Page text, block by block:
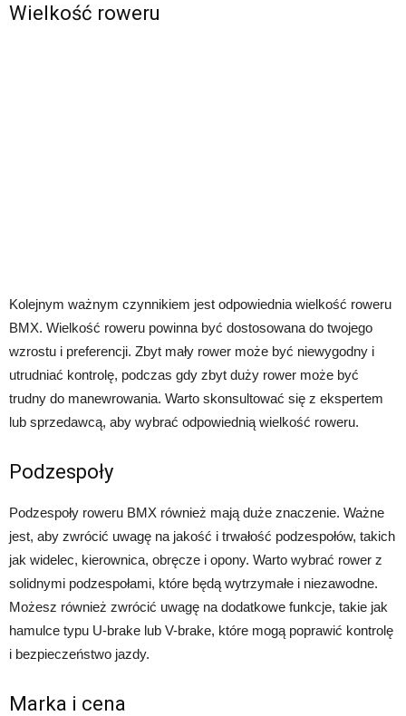
Wielkość roweru
Kolejnym ważnym czynnikiem jest odpowiednia wielkość roweru
BMX. Wielkość roweru powinna być dostosowana do twojego
wzrostu i preferencji. Zbyt mały rower może być niewygodny i
utrudniać kontrolę, podczas gdy zbyt duży rower może być
trudny do manewrowania. Warto skonsultować się z ekspertem
lub sprzedawcą, aby wybrać odpowiednią wielkość roweru.
Podzespoły
Podzespoły roweru BMX również mają duże znaczenie. Ważne
jest, aby zwrócić uwagę na jakość i trwałość podzespołów, takich
jak widelec, kierownica, obręcze i opony. Warto wybrać rower z
solidnymi podzespołami, które będą wytrzymałe i niezawodne.
Możesz również zwrócić uwagę na dodatkowe funkcje, takie jak
hamulce typu U-brake lub V-brake, które mogą poprawić kontrolę
i bezpieczeństwo jazdy.
Marka i cena